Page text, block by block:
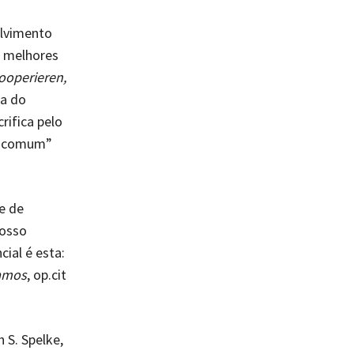
do
pelo
de
é esta:
, op.cit
Spelke,